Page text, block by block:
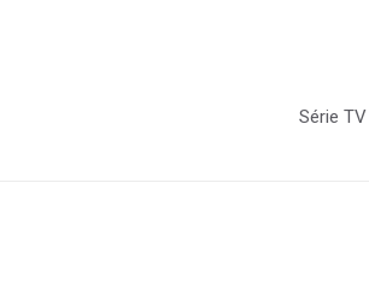
Série